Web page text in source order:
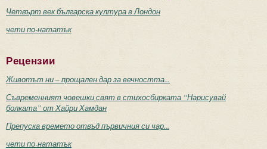
Четвърт век българска култура в Лондон
чети по-нататък
Рецензии
Животът ни – прощален дар за вечността...
Съвременният човешки свят в стихосбирката “Нарисувай
болката” от Хайри Хамдан
Препуска времето отвъд първичния си чар...
чети по-нататък